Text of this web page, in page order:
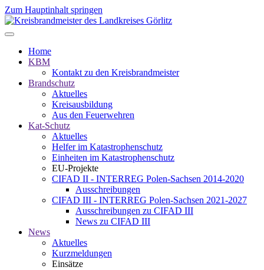
Zum Hauptinhalt springen
Home
KBM
Kontakt zu den Kreisbrandmeister
Brandschutz
Aktuelles
Kreisausbildung
Aus den Feuerwehren
Kat-Schutz
Aktuelles
Helfer im Katastrophenschutz
Einheiten im Katastrophenschutz
EU-Projekte
CIFAD II - INTERREG Polen-Sachsen 2014-2020
Ausschreibungen
CIFAD III - INTERREG Polen-Sachsen 2021-2027
Ausschreibungen zu CIFAD III
News zu CIFAD III
News
Aktuelles
Kurzmeldungen
Einsätze